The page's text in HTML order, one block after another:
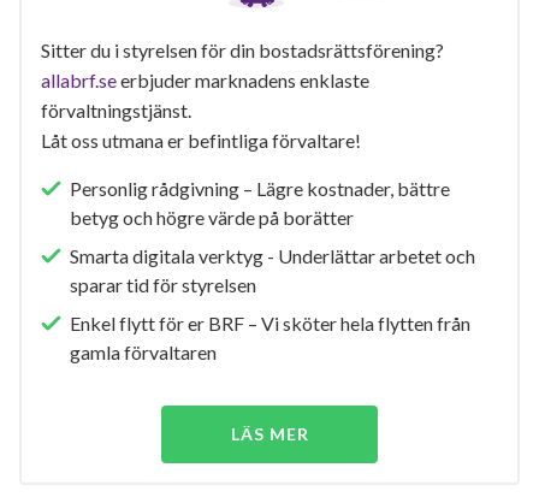
Sitter du i styrelsen för din bostadsrättsförening?
allabrf.seerbjuder marknadens enklaste
förvaltningstjänst.
Låt oss utmana er befintliga förvaltare!
Personlig rådgivning – Lägre kostnader, bättre
betyg och högre värde på borätter
Smarta digitala verktyg - Underlättar arbetet och
sparar tid för styrelsen
Enkel flytt för er BRF – Vi sköter hela flytten från
gamla förvaltaren
LÄS MER